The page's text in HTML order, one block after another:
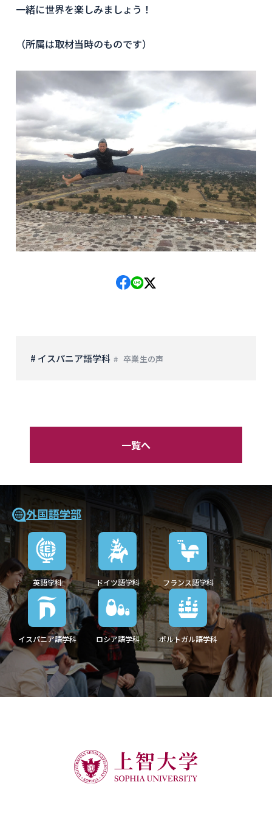
一緒に世界を楽しみましょう！
（所属は取材当時のものです）
# イスパニア語学科 卒業生の声
一覧へ
外国語学部
英語学科 ドイツ語学科 フランス語学科
イスパニア語学科 ロシア語学科 ポルトガル語学科